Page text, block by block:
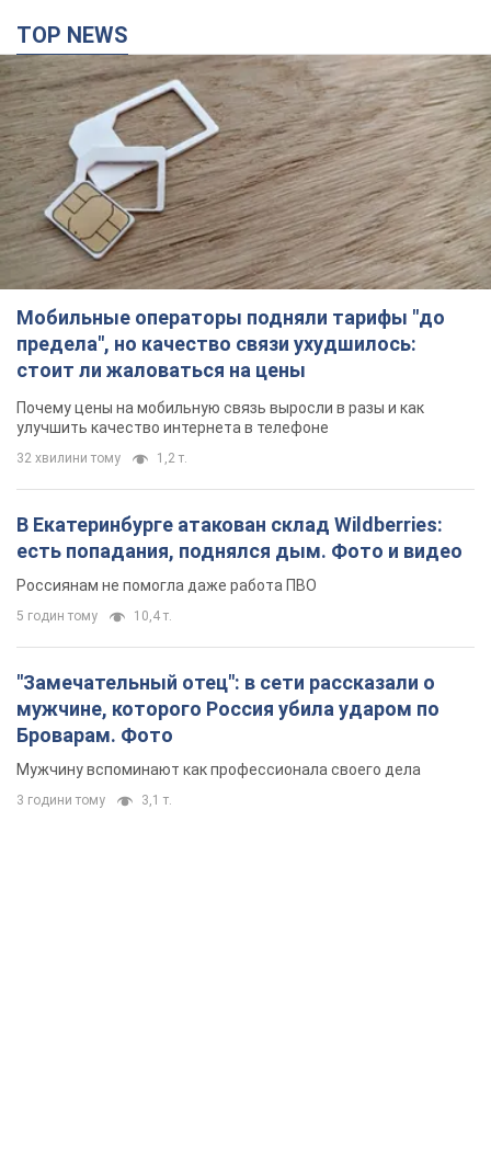
TOP NEWS
Мобильные операторы подняли тарифы "до
предела", но качество связи ухудшилось:
стоит ли жаловаться на цены
Почему цены на мобильную связь выросли в разы и как
улучшить качество интернета в телефоне
32 хвилини тому 1,2 т.
В Екатеринбурге атакован склад Wildberries:
есть попадания, поднялся дым. Фото и видео
Россиянам не помогла даже работа ПВО
5 годин тому 10,4 т.
"Замечательный отец": в сети рассказали о
мужчине, которого Россия убила ударом по
Броварам. Фото
Мужчину вспоминают как профессионала своего дела
3 години тому 3,1 т.